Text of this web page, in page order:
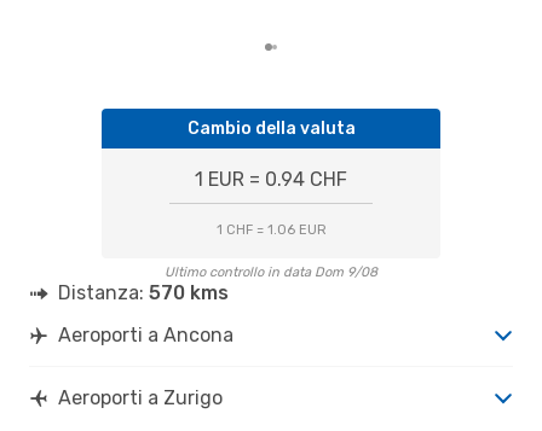
Cambio della valuta
1 EUR = 0.94 CHF
1 CHF = 1.06 EUR
Ultimo controllo in data Dom 9/08
Distanza: 570 kms
Aeroporti a Ancona
Aeroporti a Zurigo